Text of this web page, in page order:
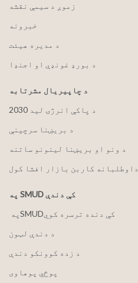
زموږ د سیمې نقشه
خبرونه
د مدیره هیئت
د بورډ غونډې او اجنډا
د چاپیریال مشرتابه
2030 د پاکې انرژۍ لید
د بریښنا سرچینې
د ونو او بریښنا لینونو ساتنه
داوطلبانه کاربن بازار افشا کول
په SMUD کې دندې
په ‏‎SMUD‎‏ کې دنده ترسره کوي
د دندې لټون
د زده کوونکو دندې
پوځي پوهاوی